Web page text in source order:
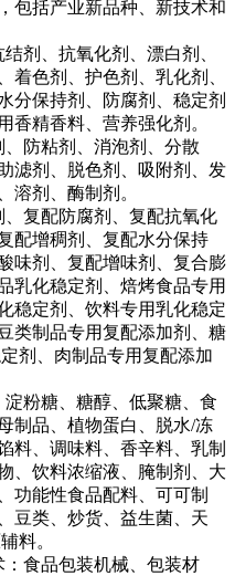
包括产业新品种、新技术和
剂、抗氧化剂、漂白剂、
着色剂、护色剂、乳化剂、
分保持剂、防腐剂、稳定剂
香精香料、营养强化剂。
防粘剂、消泡剂、分散
滤剂、脱色剂、吸附剂、发
溶剂、酶制剂。
复配防腐剂、复配抗氧化
配增稠剂、复配水分保持
味剂、复配增味剂、复合膨
乳化稳定剂、焙烤食品专用
稳定剂、饮料专用乳化稳定
类制品专用复配添加剂、糖
剂、肉制品专用复配添加
粉糖、糖醇、低聚糖、食
制品、植物蛋白、脱水/冻
料、调味料、香辛料、乳制
、饮料浓缩液、腌制剂、大
功能性食品配料、可可制
豆类、炒货、益生菌、天
料。
食品包装机械、包装材